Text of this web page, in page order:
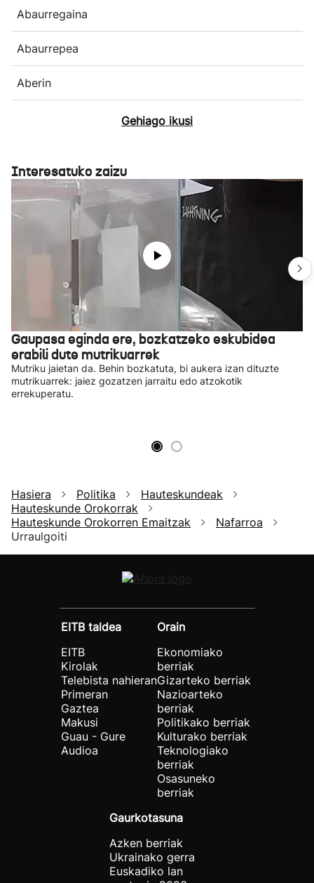
Abaurregaina
Abaurrepea
Aberin
Gehiago ikusi
Interesatuko zaizu
Gaupasa eginda ere, bozkatzeko eskubidea
erabili dute mutrikuarrek
Mutriku jaietan da. Behin bozkatuta, bi aukera izan dituzte
mutrikuarrek: jaiez gozatzen jarraitu edo atzokotik
errekuperatu.
Hasiera Politika
Hauteskundeak
Hauteskunde Orokorrak
Hauteskunde Orokorren Emaitzak
Nafarroa
Urraulgoiti
EITB taldea
EITB
Kirolak
Telebista nahieran
Primeran
Gaztea
Makusi
Guau - Gure
Audioa
Orain
Ekonomiako
berriak
Gizarteko berriak
Nazioarteko
berriak
Politikako berriak
Kulturako berriak
Teknologiako
berriak
Osasuneko
berriak
Gaurkotasuna
Azken berriak
Ukrainako gerra
Euskadiko lan